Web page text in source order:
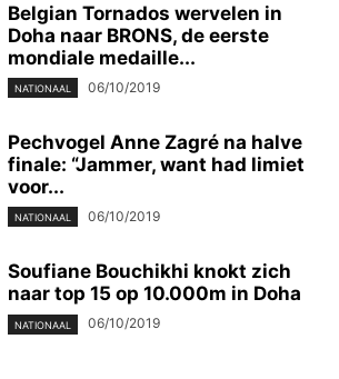
Belgian Tornados wervelen in
Doha naar BRONS, de eerste
mondiale medaille...
NATIONAAL 06/10/2019
Pechvogel Anne Zagré na halve
finale: “Jammer, want had limiet
voor...
NATIONAAL 06/10/2019
Soufiane Bouchikhi knokt zich
naar top 15 op 10.000m in Doha
NATIONAAL 06/10/2019